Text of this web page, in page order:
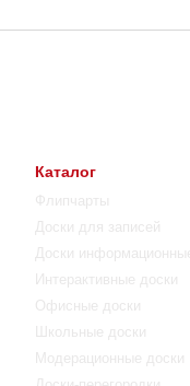
Каталог
Флипчарты
Доски для записей
Доски информационные
Интерактивные доски
Офисные доски
Школьные доски
Модерационные доски